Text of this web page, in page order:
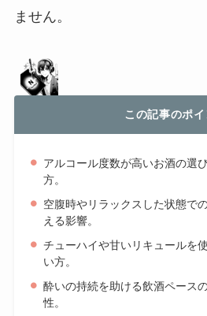
ません。
この記事のポイ
アルコール度数が高いお酒の選
方。
空腹時やリラックスした状態で
える影響。
チューハイや甘いリキュールを
い方。
酔いの持続を助ける飲酒ペース
性。